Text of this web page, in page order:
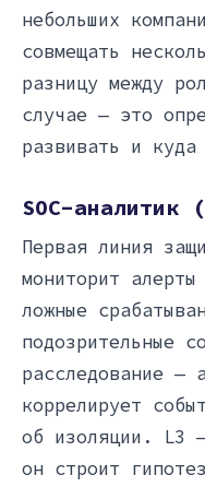
небольших
совмещать
разницу между
случае — это
развивать и куда
SOC-аналитик
Первая линия
мониторит
ложные
подозрительные
расследование —
коррелирует
об изоляции. L3
он строит